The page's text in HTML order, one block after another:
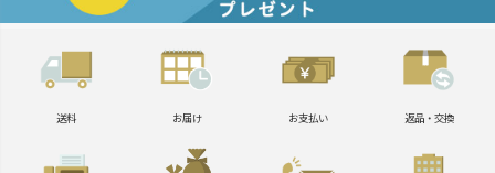
送料 お届け お支払い 返品・交換